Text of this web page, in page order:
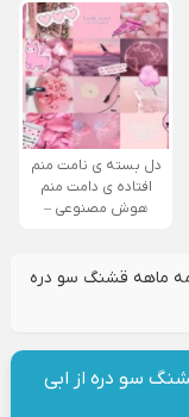
دل بسته ی نامت منم
افتاده ی دامت منم
هوش مصنوعی –
ماهه قشنگ سو دره
سو دره از ابی